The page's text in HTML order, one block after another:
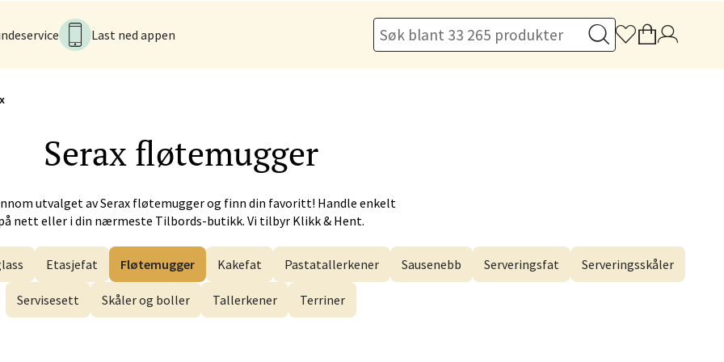
Last ned appen
Serax fløtemugger
utvalget avSeraxfløtemugger og finn din favoritt! Handle enkelt
nett eller i din nærmeste Tilbords-butikk. Vi tilbyr Klikk & Hent.
Etasjefat Fløtemugger Kakefat Pastatallerkener Sausenebb Serveringsfat Serveringsskåler
Servisesett Skåler og boller Tallerkener Terriner
17, 6517 Kristiansund
Velg
- Alti Førde
dag 10-20
Velg
- Galleriet
8, 5014 Bergen